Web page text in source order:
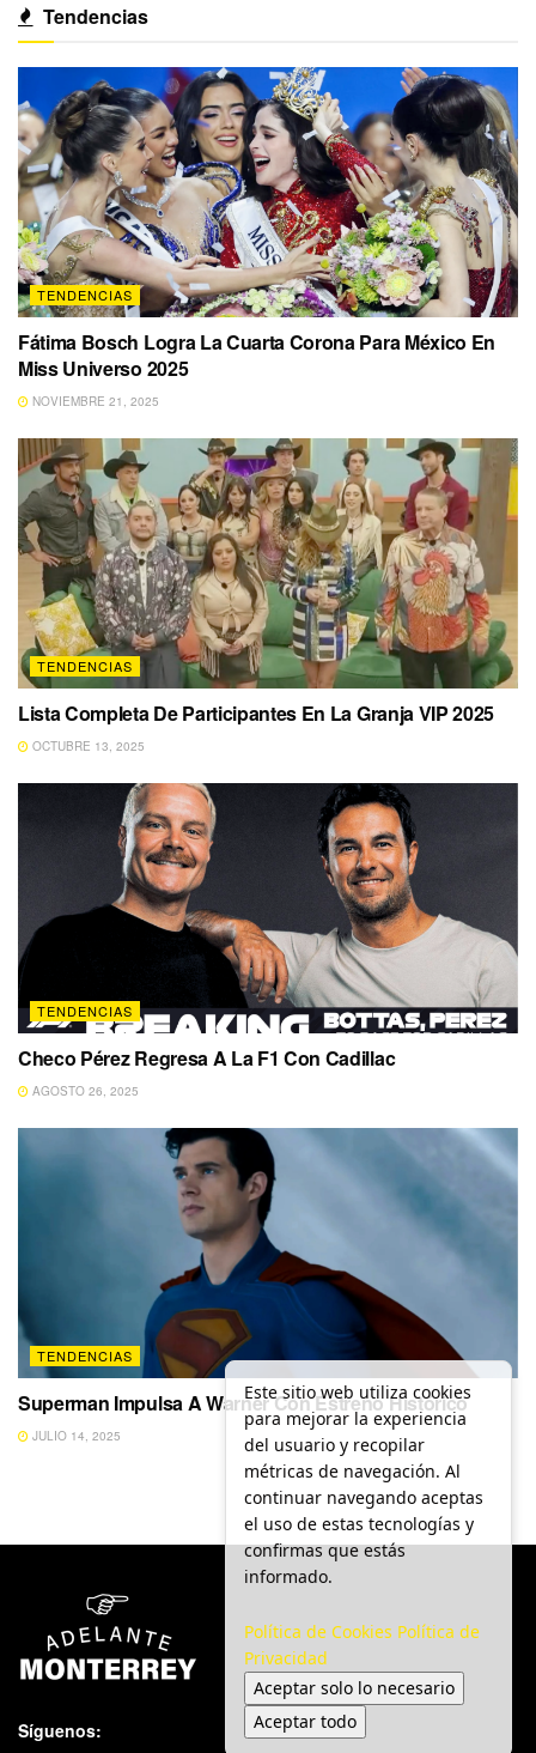
Tendencias
TENDENCIAS
Fátima Bosch Logra La Cuarta Corona Para México En
Miss Universo 2025
NOVIEMBRE 21, 2025
TENDENCIAS
Lista Completa De Participantes En La Granja VIP 2025
OCTUBRE 13, 2025
TENDENCIAS
Checo Pérez Regresa A La F1 Con Cadillac
AGOSTO 26, 2025
TENDENCIAS
Superman Impulsa A Warner Con Estreno Histórico
JULIO 14, 2025
Síguenos:
Este sitio web utiliza cookies
para mejorar la experiencia
del usuario y recopilar
métricas de navegación. Al
continuar navegando aceptas
el uso de estas tecnologías y
confirmas que estás
informado.
Política de Cookies Política de
Privacidad
Aceptar solo lo necesario
Aceptar todo